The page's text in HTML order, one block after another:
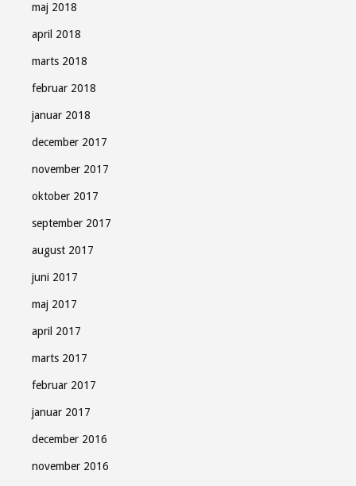
maj 2018
april 2018
marts 2018
februar 2018
januar 2018
december 2017
november 2017
oktober 2017
september 2017
august 2017
juni 2017
maj 2017
april 2017
marts 2017
februar 2017
januar 2017
december 2016
november 2016